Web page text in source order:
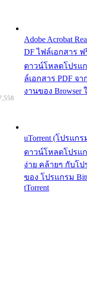
Adobe Acrobat
DF ไฟล์เอกสาร ฟ
ดาวน์โหลดโปรแก
ล์เอกสาร PDF จ
งานของ Browser
uTorrent (โปรแก
ดาวน์โหลดโปรแก
ง่าย คล้ายๆ กับโ
ของ โปรแกรม
tTorrent